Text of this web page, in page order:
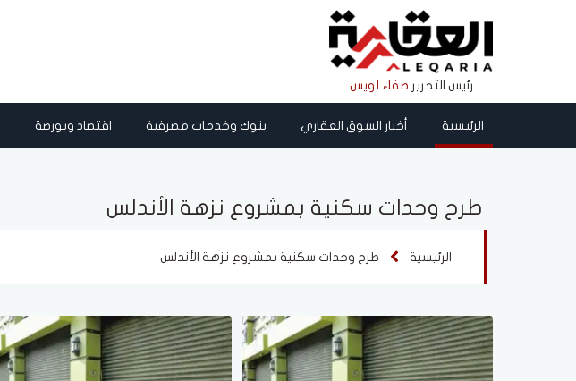
رئيس التحرير صفاء لويس
الرئيسية أخبار السوق العقاري بنوك وخدمات مصرفية اقتصاد وبورصة
طرح وحدات سكنية بمشروع نزهة الأندلس
الرئيسية طرح وحدات سكنية بمشروع نزهة الأندلس